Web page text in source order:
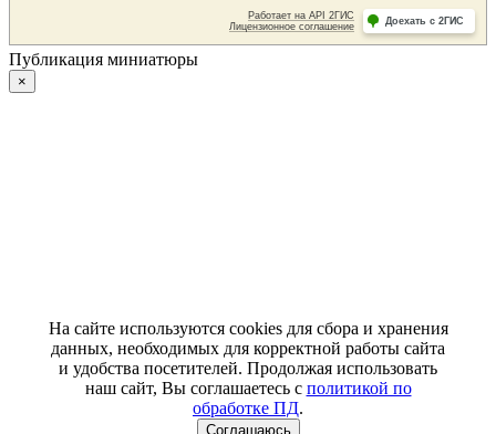
Публикация миниатюры
×
На сайте используются cookies для сбора и хранения
данных, необходимых для корректной работы сайта
и удобства посетителей. Продолжая использовать
наш сайт, Вы соглашаетесь с политикой по
обработке ПД.
Соглашаюсь